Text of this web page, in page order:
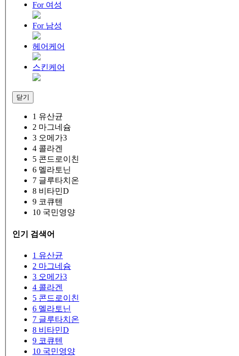
For 여성
For 남성
헤어케어
스킨케어
닫기
1 유산균
2 마그네슘
3 오메가3
4 콜라겐
5 콘드로이친
6 멜라토닌
7 글루타치온
8 비타민D
9 코큐텐
10 국민영양
인기 검색어
1 유산균
2 마그네슘
3 오메가3
4 콜라겐
5 콘드로이친
6 멜라토닌
7 글루타치온
8 비타민D
9 코큐텐
10 국민영양